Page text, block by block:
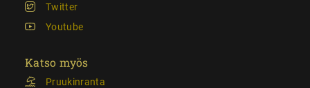
Twitter
Youtube
Katso myös
Pruukinranta